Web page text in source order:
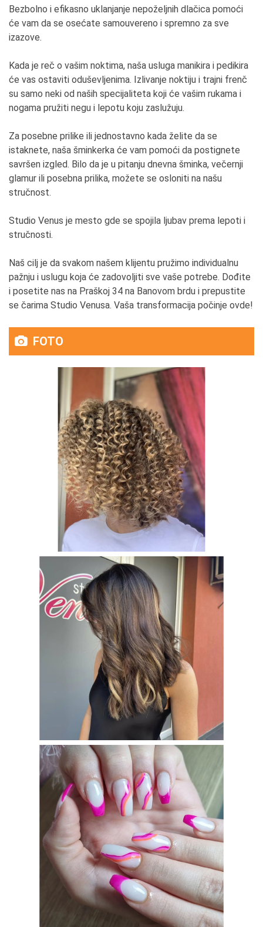
Bezbolno i efikasno uklanjanje nepoželjnih dlačica pomoći
će vam da se osećate samouvereno i spremno za sve
izazove.
Kada je reč o vašim noktima, naša usluga manikira i pedikira
će vas ostaviti oduševljenima. Izlivanje noktiju i trajni frenč
su samo neki od naših specijaliteta koji će vašim rukama i
nogama pružiti negu i lepotu koju zaslužuju.
Za posebne prilike ili jednostavno kada želite da se
istaknete, naša šminkerka će vam pomoći da postignete
savršen izgled. Bilo da je u pitanju dnevna šminka, večernji
glamur ili posebna prilika, možete se osloniti na našu
stručnost.
Studio Venus je mesto gde se spojila ljubav prema lepoti i
stručnosti.
Naš cilj je da svakom našem klijentu pružimo individualnu
pažnju i uslugu koja će zadovoljiti sve vaše potrebe. Dođite
i posetite nas na Praškoj 34 na Banovom brdu i prepustite
se čarima Studio Venusa. Vaša transformacija počinje ovde!
FOTO